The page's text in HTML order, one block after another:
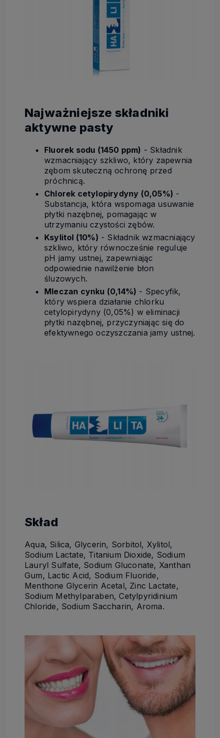
Najważniejsze składniki
aktywne pasty
Fluorek sodu (1450 ppm) - Składnik
wzmacniający szkliwo, który zapewnia
zębom skuteczną ochronę przed
próchnicą.
Chlorek cetylopirydyny (0,05%) -
Substancja, która wspomaga usuwanie
płytki nazębnej, pomagając w
utrzymaniu czystości zębów.
Ksylitol (10%) - Składnik wzmacniający
szkliwo, który równocześnie reguluje
pH jamy ustnej, zapewniając
odpowiednie nawilżenie błon
śluzowych.
Mleczan cynku (0,14%) - Specyfik,
który wspiera działanie chlorku
cetylopirydyny (0,05%) w eliminacji
płytki nazębnej, przyczyniając się do
efektywnego oczyszczania jamy ustnej.
Skład
Aqua, Silica, Glycerin, Sorbitol, Xylitol,
Sodium Lactate, Titanium Dioxide, Sodium
Lauryl Sulfate, Sodium Gluconate, Xanthan
Gum, Lactic Acid, Sodium Fluoride,
Menthone Glycerin Acetal, Zinc Lactate,
Sodium Methylparaben, Cetylpyridinium
Chloride, Sodium Saccharin, Aroma.